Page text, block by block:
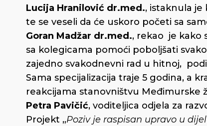
Lucija Hranilović dr.med., istaknula je
te se veseli da će uskoro početi sa
Goran Madžar dr.med., rekao je kako
sa kolegicama pomoći poboljšati
zajedno svakodnevni rad u hitnoj,
Sama specijalizacija traje 5 godina, a
reakcijama stanovništvu Međimurske
Petra Pavičić, voditeljica odjela za
Projekt „Poziv je raspisan upravo u